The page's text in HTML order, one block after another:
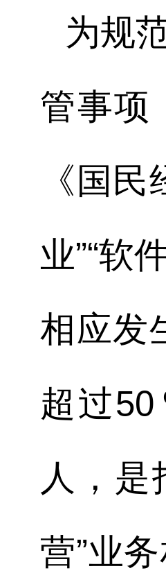
为规
管事项
《国
业”“软
相应发
超过
人，
营”业